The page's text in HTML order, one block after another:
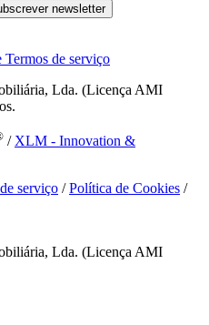
newsletter
de serviço
Lda. (Licença AMI
/ XLM - Innovation &
serviço /Política de Cookies /
Lda. (Licença AMI